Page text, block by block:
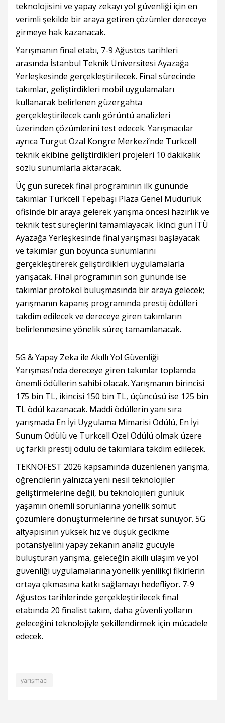
teknolojisini ve yapay zekayı yol güvenliği için en
verimli şekilde bir araya getiren çözümler dereceye
girmeye hak kazanacak.
Yarışmanın final etabı, 7-9 Ağustos tarihleri
arasında İstanbul Teknik Üniversitesi Ayazağa
Yerleşkesinde gerçekleştirilecek. Final sürecinde
takımlar, geliştirdikleri mobil uygulamaları
kullanarak belirlenen güzergahta
gerçekleştirilecek canlı görüntü analizleri
üzerinden çözümlerini test edecek. Yarışmacılar
ayrıca Turgut Özal Kongre Merkezi’nde Turkcell
teknik ekibine geliştirdikleri projeleri 10 dakikalık
sözlü sunumlarla aktaracak.
Üç gün sürecek final programının ilk gününde
takımlar Turkcell Tepebaşı Plaza Genel Müdürlük
ofisinde bir araya gelerek yarışma öncesi hazırlık ve
teknik test süreçlerini tamamlayacak. İkinci gün İTÜ
Ayazağa Yerleşkesinde final yarışması başlayacak
ve takımlar gün boyunca sunumlarını
gerçekleştirerek geliştirdikleri uygulamalarla
yarışacak. Final programının son gününde ise
takımlar protokol buluşmasında bir araya gelecek;
yarışmanın kapanış programında prestij ödülleri
takdim edilecek ve dereceye giren takımların
belirlenmesine yönelik süreç tamamlanacak.
5G & Yapay Zeka ile Akıllı Yol Güvenliği
Yarışması’nda dereceye giren takımlar toplamda
önemli ödüllerin sahibi olacak. Yarışmanın birincisi
175 bin TL, ikincisi 150 bin TL, üçüncüsü ise 125 bin
TL ödül kazanacak. Maddi ödüllerin yanı sıra
yarışmada En İyi Uygulama Mimarisi Ödülü, En İyi
Sunum Ödülü ve Turkcell Özel Ödülü olmak üzere
üç farklı prestij ödülü de takımlara takdim edilecek.
TEKNOFEST 2026 kapsamında düzenlenen yarışma,
öğrencilerin yalnızca yeni nesil teknolojiler
geliştirmelerine değil, bu teknolojileri günlük
yaşamın önemli sorunlarına yönelik somut
çözümlere dönüştürmelerine de fırsat sunuyor. 5G
altyapısının yüksek hız ve düşük gecikme
potansiyelini yapay zekanın analiz gücüyle
buluşturan yarışma, geleceğin akıllı ulaşım ve yol
güvenliği uygulamalarına yönelik yenilikçi fikirlerin
ortaya çıkmasına katkı sağlamayı hedefliyor. 7-9
Ağustos tarihlerinde gerçekleştirilecek final
etabında 20 finalist takım, daha güvenli yolların
geleceğini teknolojiyle şekillendirmek için mücadele
edecek.
yarışmacı